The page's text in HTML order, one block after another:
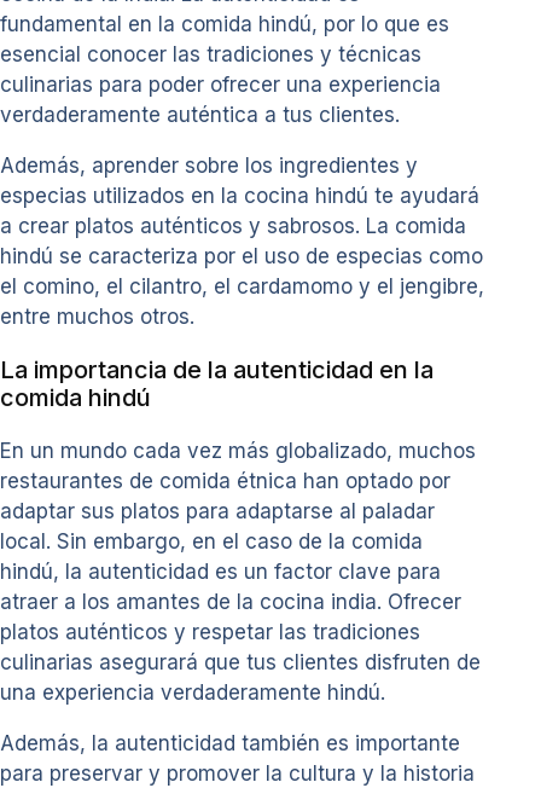
fundamental en la comida hindú, por lo que es
esencial conocer las tradiciones y técnicas
culinarias para poder ofrecer una experiencia
verdaderamente auténtica a tus clientes.
Además, aprender sobre los ingredientes y
especias utilizados en la cocina hindú te ayudará
a crear platos auténticos y sabrosos. La comida
hindú se caracteriza por el uso de especias como
el comino, el cilantro, el cardamomo y el jengibre,
entre muchos otros.
La importancia de la autenticidad en la
comida hindú
En un mundo cada vez más globalizado, muchos
restaurantes de comida étnica han optado por
adaptar sus platos para adaptarse al paladar
local. Sin embargo, en el caso de la comida
hindú, la autenticidad es un factor clave para
atraer a los amantes de la cocina india. Ofrecer
platos auténticos y respetar las tradiciones
culinarias asegurará que tus clientes disfruten de
una experiencia verdaderamente hindú.
Además, la autenticidad también es importante
para preservar y promover la cultura y la historia